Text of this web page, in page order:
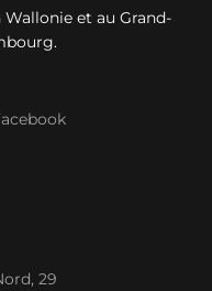
et au Grand-
29